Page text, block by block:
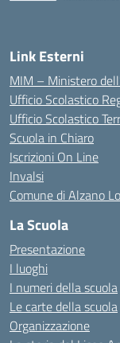
Link Esterni
MIM – Ministero
Ufficio Scolastico
Ufficio Scolastico
Scuola in Chiaro
Iscrizioni On Line
Invalsi
Comune di Alzano
La Scuola
Presentazione
I luoghi
I numeri della scuola
Le carte della scuola
Organizzazione